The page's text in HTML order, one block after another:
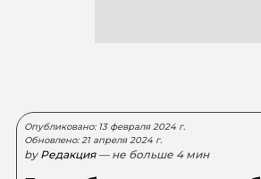
Опубликовано: 13 февраля 2024 г.
Обновлено: 21 апреля 2024 г.
by Редакция — не больше 4 мин